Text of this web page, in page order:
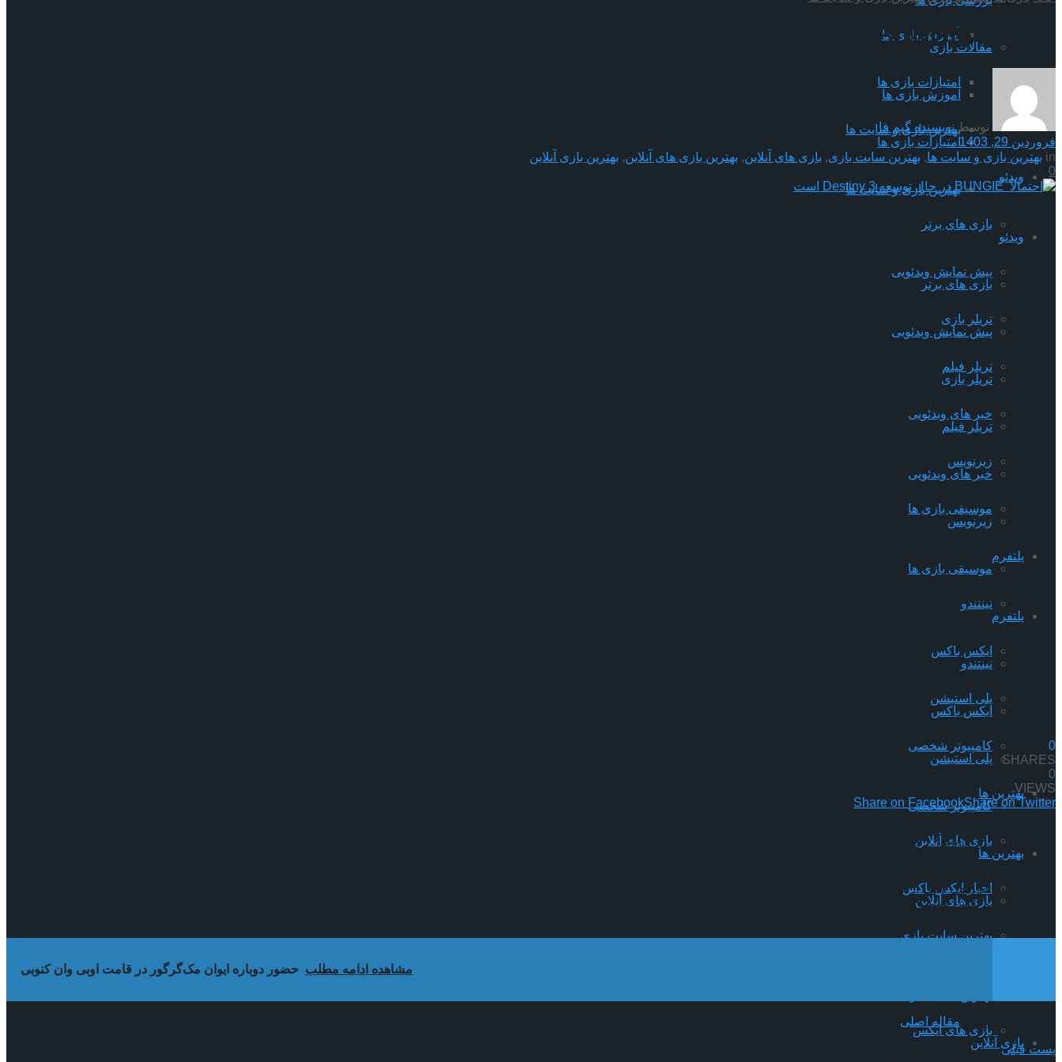
آموزش بازی ها
امتیازات بازی ها
بهترین بازی و سایت ها
ویدئو
بازی های برتر
پیش نمایش ویدئویی
تریلر بازی
تریلر فیلم
خبر های ویدئویی
زیرنویس
موسیقی بازی ها
پلتفرم
نینتندو
ایکس باکس
پلی استیشن
کامپیوتر شخصی
بهترین ها
بازی های آنلاین
اخبار ایکس باکس
بهترین سایت بازی
بازی های ایکس
مقالات بازی
آموزش بازی ها
امتیازات بازی ها
بهترین بازی و سایت ها
ویدئو
بازی های برتر
پیش نمایش ویدئویی
تریلر بازی
تریلر فیلم
خبر های ویدئویی
زیرنویس
موسیقی بازی ها
پلتفرم
نینتندو
ایکس باکس
پلی استیشن
کامپیوتر شخصی
بهترین ها
بازی های آنلاین
بازی آنلاین
احتمالاً BUNGIE در حال توسعه Destiny 3 است
توسط نویسنده گیم فا
فروردین 29, 1403
in بهترین بازی و سایت ها, بهترین سایت بازی, بازی های آنلاین, بهترین بازی های آنلاین, بهترین بازی آنلاین
0
0
SHARES
0
VIEWS
Share on FacebookShare on Twitter
می‌کنند که پست reddit به درستی سیستم جدیدی را پیش‌بینی کرده است که به بازیکنان اجازه می‌دهد که توانایی‌های کارکترها را از کلاس‌های مختلف ترکیب و با هم مطابقت دهند.
مشاهده ادامه مطلب حضور دوباره ایوان مک‌گرگور در قامت اوبی وان کنوبی
مقاله اصلی
پست قبلی